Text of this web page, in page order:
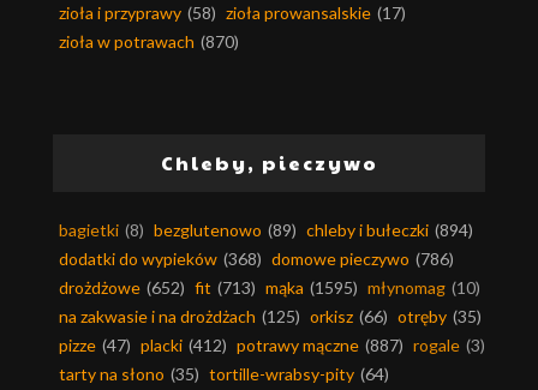
zioła i przyprawy (58) zioła prowansalskie (17)
zioła w potrawach (870)
Chleby, pieczywo
bagietki (8) bezglutenowo (89) chleby i bułeczki (894)
dodatki do wypieków (368) domowe pieczywo (786)
drożdżowe (652) fit (713) mąka (1595) młynomag (10)
na zakwasie i na drożdżach (125) orkisz (66) otręby (35)
pizze (47) placki (412) potrawy mączne (887) rogale (3)
tarty na słono (35) tortille-wrabsy-pity (64)